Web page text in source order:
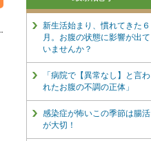
新生活始まり、慣れてきた６
月。お腹の状態に影響が出て
いませんか？
「病院で【異常なし】と言わ
れたお腹の不調の正体」
感染症が怖いこの季節は腸活
が大切！